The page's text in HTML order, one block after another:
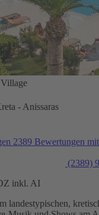
- Anissaras
2389 Bewertungen
(2389)
inkl. AI
landestypischen,